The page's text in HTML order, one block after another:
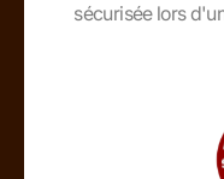
sécurisée lors